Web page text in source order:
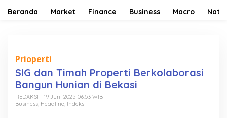
Beranda Market Finance Business Macro
Prioperti
SIG dan Timah Properti Berkolaborasi
Bangun Hunian di Bekasi
REDAKSI
19 Juni 2025 06:53 WIB
Business, Headline, Indeks